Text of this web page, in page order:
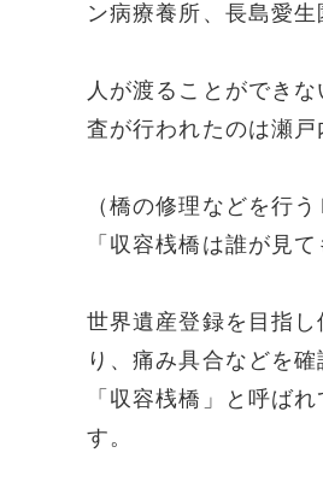
ン病療養所、長島愛
人が渡ることができ
査が行われたのは瀬戸
（橋の修理などを行
「収容桟橋は誰が見
世界遺産登録を目指
り、痛み具合などを
「収容桟橋」と呼ば
す。